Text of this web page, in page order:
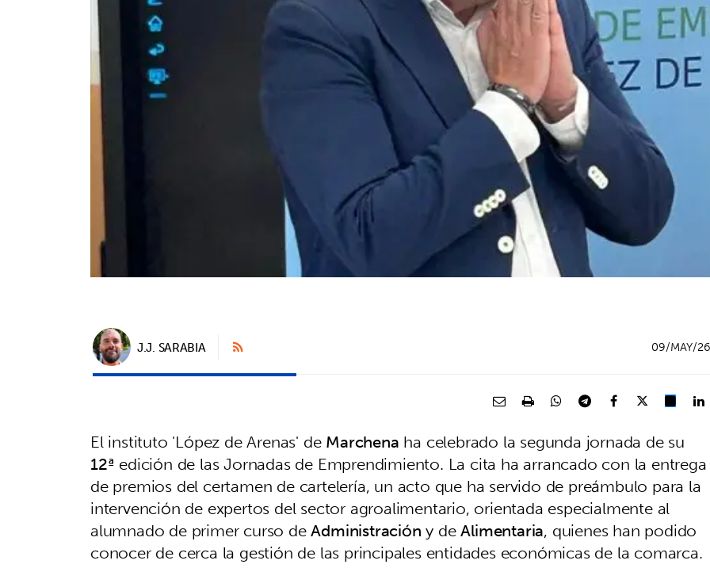
J.J. SARABIA 09/MAY/26
El instituto 'López de Arenas' deMarchena ha celebrado la segunda jornada de su
12ª edición de las Jornadas de Emprendimiento. La cita ha arrancado con la entrega
de premios del certamen de cartelería, un acto que ha servido de preámbulo para la
intervención de expertos del sector agroalimentario, orientada especialmente al
alumnado de primer curso deAdministracióny deAlimentaria, quienes han podido
conocer de cerca la gestión de las principales entidades económicas de la comarca.